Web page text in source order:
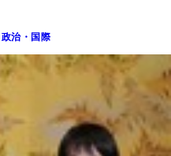
政治・国際